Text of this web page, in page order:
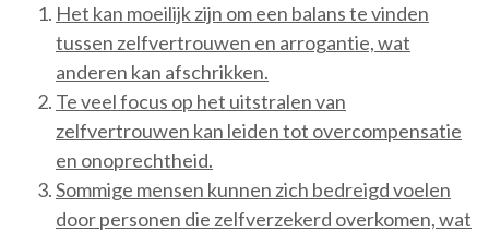
Het kan moeilijk zijn om een balans te vinden
tussen zelfvertrouwen en arrogantie, wat
anderen kan afschrikken.
Te veel focus op het uitstralen van
zelfvertrouwen kan leiden tot overcompensatie
en onoprechtheid.
Sommige mensen kunnen zich bedreigd voelen
door personen die zelfverzekerd overkomen, wat